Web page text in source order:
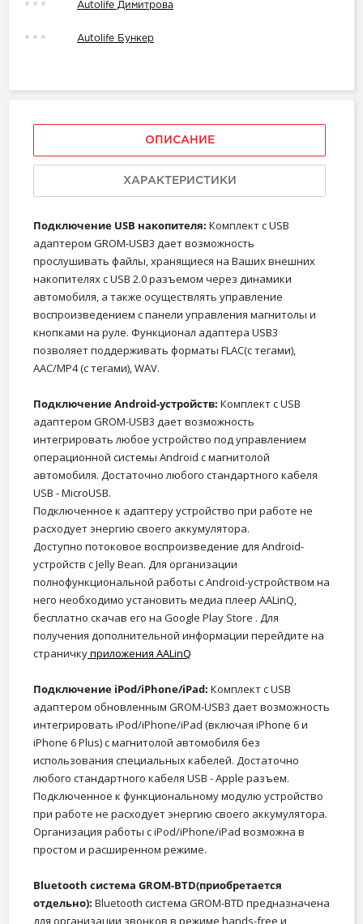
Autolife Димитрова
Autolife Бункер
ОПИСАНИЕ
ХАРАКТЕРИСТИКИ
Подключение USB накопителя: Комплект с USB
адаптером GROM-USB3 дает возможность
прослушивать файлы, хранящиеся на Ваших внешних
накопителях с USB 2.0 разъемом через динамики
автомобиля, а также осуществлять управление
воспроизведением с панели управления магнитолы и
кнопками на руле. Функционал адаптера USB3
позволяет поддерживать форматы FLAC(с тегами),
AAC/MP4 (с тегами), WAV.
Подключение Android-устройств: Комплект с USB
адаптером GROM-USB3 дает возможность
интегрировать любое устройство под управлением
операционной системы Android с магнитолой
автомобиля. Достаточно любого стандартного кабеля
USB - MicroUSB.
Подключенное к адаптеру устройство при работе не
расходует энергию своего аккумулятора.
Доступно потоковое воспроизведение для Android-
устройств с Jelly Bean. Для организации
полнофункциональной работы с Android-устройством на
него необходимо установить медиа плеер AALinQ,
бесплатно скачав его на Google Play Store . Для
получения дополнительной информации перейдите на
страничкуприложения AALinQ
Подключение iPod/iPhone/iPad: Комплект с USB
адаптером обновленным GROM-USB3 дает возможность
интегрировать iPod/iPhone/iPad (включая iPhone 6 и
iPhone 6 Plus) с магнитолой автомобиля без
использования специальных кабелей. Достаточно
любого стандартного кабеля USB - Apple разъем.
Подключенное к функциональному модулю устройство
при работе не расходует энергию своего аккумулятора.
Организация работы с iPod/iPhone/iPad возможна в
простом и расширенном режиме.
Bluetooth система GROM-BTD(приобретается
отдельно): Bluetooth система GROM-BТD предназначена
для организации звонков в режиме hands-free и